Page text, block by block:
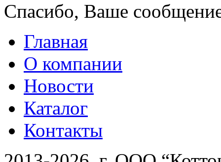
Спасибо, Ваше
Главная
О компании
Новости
Каталог
Контакты